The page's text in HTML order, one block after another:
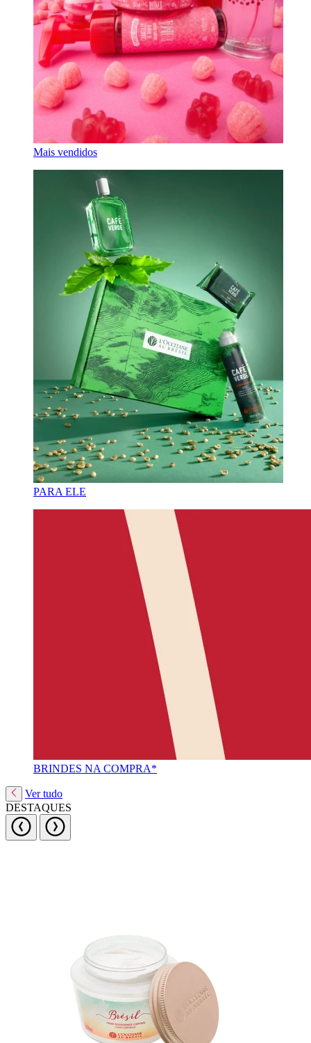
Mais vendidos
PARA ELE
BRINDES NA COMPRA*
Ver tudo
DESTAQUES